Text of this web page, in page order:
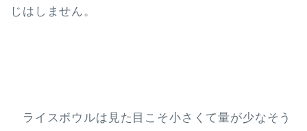
じはしません。
ライスボウルは見た目こそ小さくて量が少なそう